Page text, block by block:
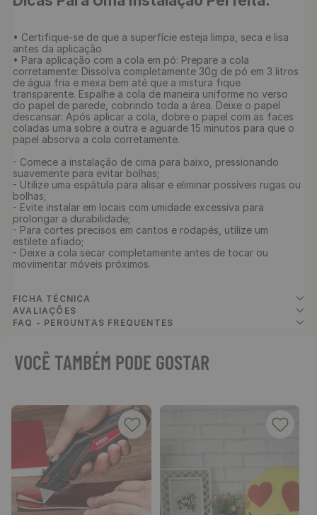
• Certifique-se de que a superfície esteja limpa, seca e lisa
antes da aplicação
• Para aplicação com a cola em pó: Prepare a cola
corretamente: Dissolva completamente 30g de pó em 3 litros
de água fria e mexa bem até que a mistura fique
transparente. Espalhe a cola de maneira uniforme no verso
do papel de parede, cobrindo toda a área. Deixe o papel
descansar: Após aplicar a cola, dobre o papel com as faces
coladas uma sobre a outra e aguarde 15 minutos para que o
papel absorva a cola corretamente.
- Comece a instalação de cima para baixo, pressionando
suavemente para evitar bolhas;
- Utilize uma espátula para alisar e eliminar possíveis rugas ou
bolhas;
- Evite instalar em locais com umidade excessiva para
prolongar a durabilidade;
- Para cortes precisos em cantos e rodapés, utilize um
estilete afiado;
- Deixe a cola secar completamente antes de tocar ou
movimentar móveis próximos.
FICHA TÉCNICA
AVALIAÇÕES
FAQ - PERGUNTAS FREQUENTES
VOCÊ TAMBÉM PODE GOSTAR